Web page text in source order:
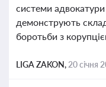
системи
демонструють
боротьби з
LIGA ZAKON, 20 січня